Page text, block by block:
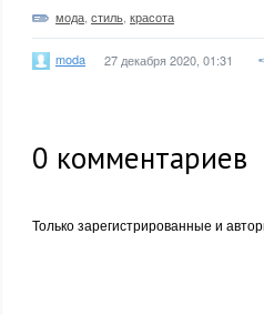
мода стиль красота
moda 27 декабря 2020, 01:31
0 комментариев
Только зарегистрированные и